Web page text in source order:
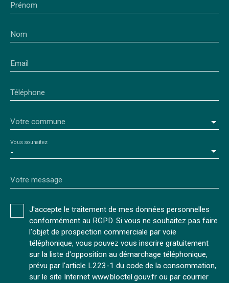
Prénom
Nom
Email
Téléphone
Votre commune
-
Vous souhaitez
Votre message
J'accepte le traitement de mes données personnelles
conformément au RGPD. Si vous ne souhaitez pas faire
l'objet de prospection commerciale par voie
téléphonique, vous pouvez vous inscrire gratuitement
sur la liste d'opposition au démarchage téléphonique,
prévu par l'article L223-1 du code de la consommation,
sur le site Internet www.bloctel.gouv.fr ou par courrier